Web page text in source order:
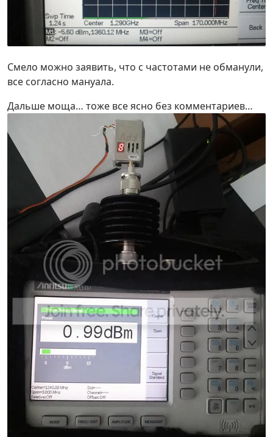
Смело можно заявить, что с частотами не обманули,
все согласно мануала.
Дальше моща… тоже все ясно без комментариев…